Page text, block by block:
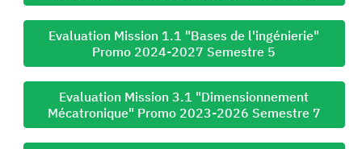
Evaluation Mission 1.1 "Bases de l'ingénierie"
Promo 2024-2027 Semestre 5
Evaluation Mission 3.1 "Dimensionnement
Mécatronique" Promo 2023-2026 Semestre 7